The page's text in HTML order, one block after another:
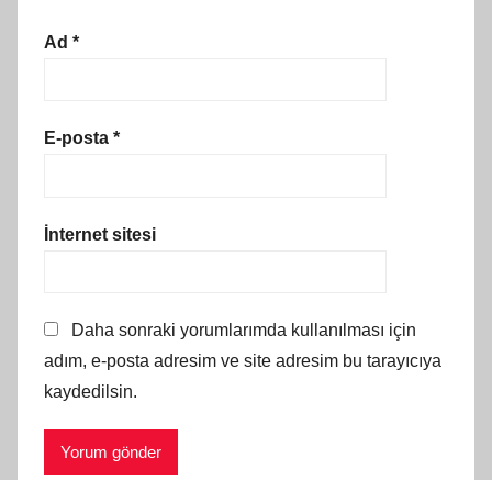
Ad *
E-posta *
İnternet sitesi
Daha sonraki yorumlarımda kullanılması için
adım, e-posta adresim ve site adresim bu tarayıcıya
kaydedilsin.